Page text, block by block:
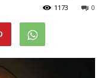
0
1173